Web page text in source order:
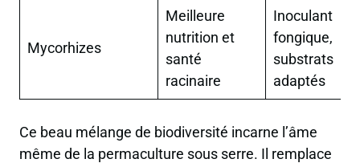
Mycorhizes
Meilleure
nutrition et
santé
racinaire
Inoculant
fongique,
substrats
adaptés
Ce beau mélange de biodiversité incarne l’âme
même de la permaculture sous serre. Il remplace